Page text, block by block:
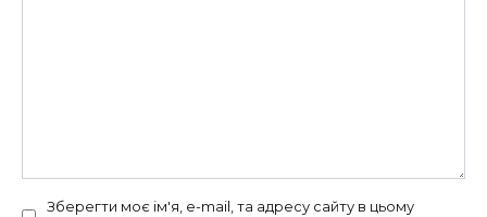
Зберегти моє ім'я, e-mail, та адресу сайту в цьому